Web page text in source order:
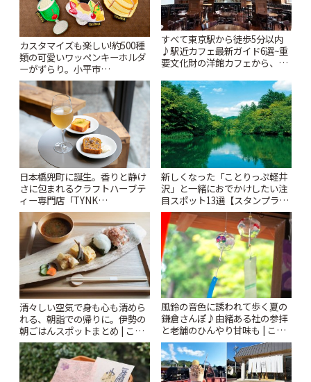
カスタマイズも楽しい!約500種
類の可愛いワッペンキーホルダ
ーがずらり。小平市
「Kimamaya T&K」 | ことりっ
ぷ
すべて東京駅から徒歩5分以内
♪駅近カフェ最新ガイド6選~重
要文化財の洋館カフェから、改
りっぷ
日本橋兜町に誕生。香りと静け
さに包まれるクラフトハーブテ
ィー専門店「TYNK
Kabutocho」 | ことりっぷ
新しくなった「ことりっぷ軽井
沢」と一緒におでかけしたい注
目スポット13選【スタンプラリ
ー開催中】 | ことりっぷ
清々しい空気で身も心も清めら
れる、朝詣での帰りに。伊勢の
朝ごはんスポットまとめ | こと
りっぷ
風鈴の音色に誘われて歩く夏の
鎌倉さんぽ♪由緒ある社の参拝
と老舗のひんやり甘味も | こと
りっぷ